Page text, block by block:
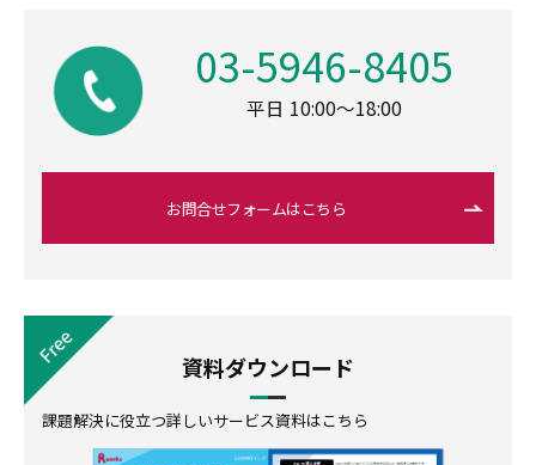
03-5946-8405
平日 10:00～18:00
お問合せフォームはこちら
資料ダウンロード
課題解決に役立つ詳しいサービス資料はこちら